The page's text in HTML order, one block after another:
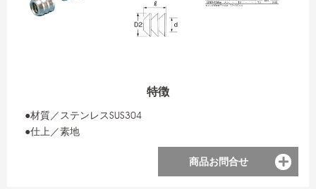
特徴
●材質／ステンレスSUS304
●仕上／素地
商品お問合せ